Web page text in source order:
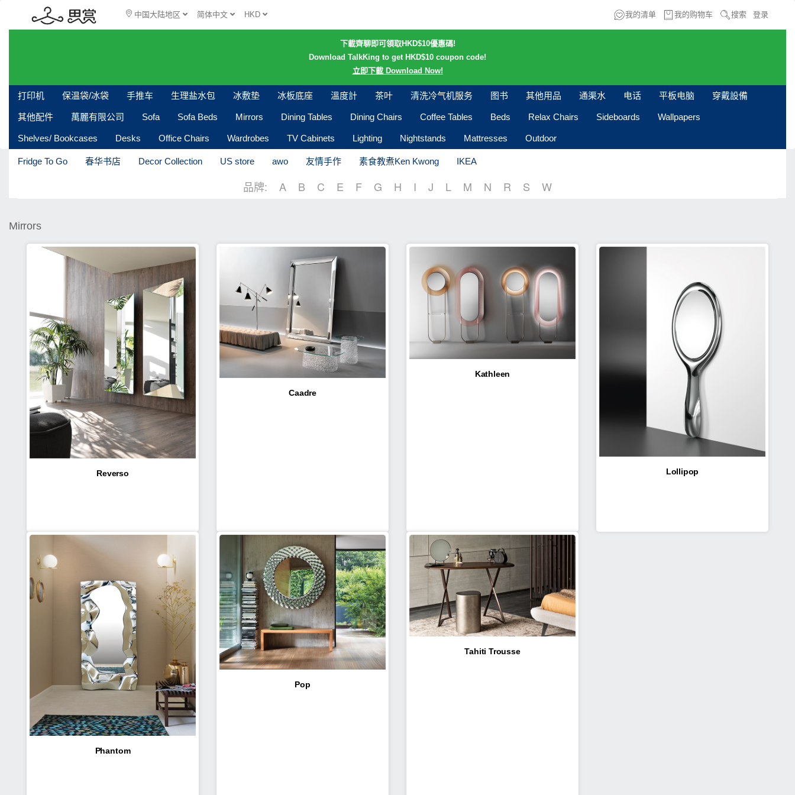
中国大陆地区 简体中文 HKD 我的清单 我的购物车 搜索 登录
下載齊聊即可領取HKD$10優惠碼!
Download TalkKing to get HKD$10 coupon code!
立即下載 Download Now!
打印机 保温袋/冰袋 手推车 生理盐水包 冰敷垫 冰板底座 溫度計 茶叶 清洗冷气机服务 图书 其他用品 通渠水 电话 平板电脑 穿戴設備
其他配件 萬麗有限公司 Sofa Sofa Beds Mirrors Dining Tables Dining Chairs Coffee Tables Beds Relax Chairs Sideboards Wallpapers
Shelves/ Bookcases Desks Office Chairs Wardrobes TV Cabinets Lighting Nightstands Mattresses Outdoor
Fridge To Go 春华书店 Decor Collection US store awo 友情手作 素食教煮Ken Kwong IKEA
品牌: A B C E F G H I J L M N R S W
Mirrors
Reverso
Caadre
Kathleen
Lollipop
Phantom
Pop
Tahiti Trousse